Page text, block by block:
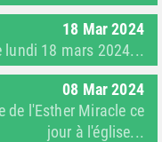
18 Mar 2024
lundi 18 mars 2024...
08 Mar 2024
de l'Esther Miracle ce
jour à l'église...